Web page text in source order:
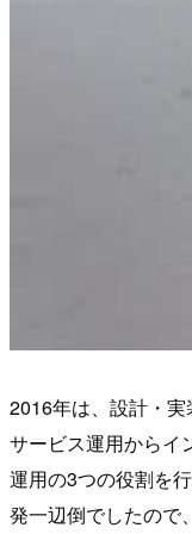
2016年は、設計・
サービス運用からイ
運用の3つの役割を
発一辺倒でしたので